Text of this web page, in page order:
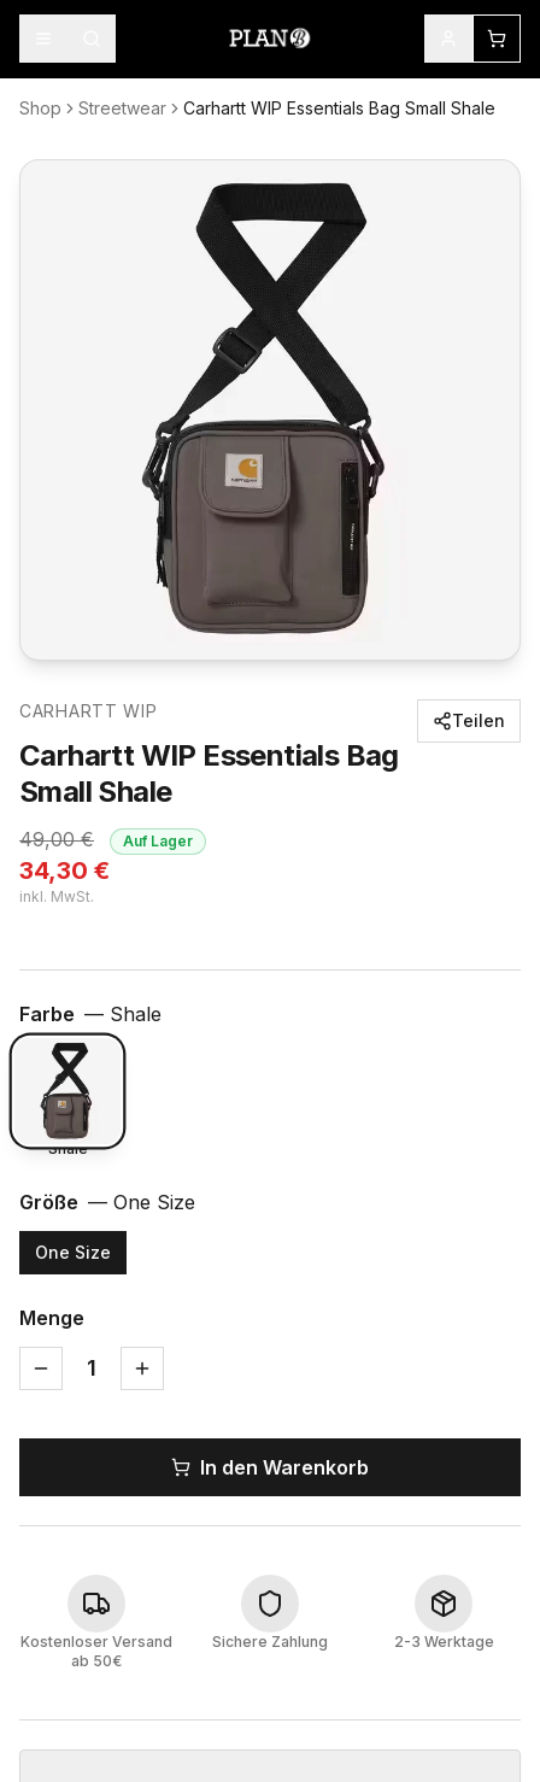
Shop Streetwear Carhartt WIP Essentials Bag Small Shale
CARHARTT WIP
Carhartt WIP Essentials Bag
Small Shale
49,00€
34,30 €
inkl. MwSt.
Auf Lager
Teilen
Farbe — Shale
Shale
Größe — One Size
One Size
Menge
1
In den Warenkorb
Kostenloser Versand
ab 50€
Sichere Zahlung 2-3 Werktage